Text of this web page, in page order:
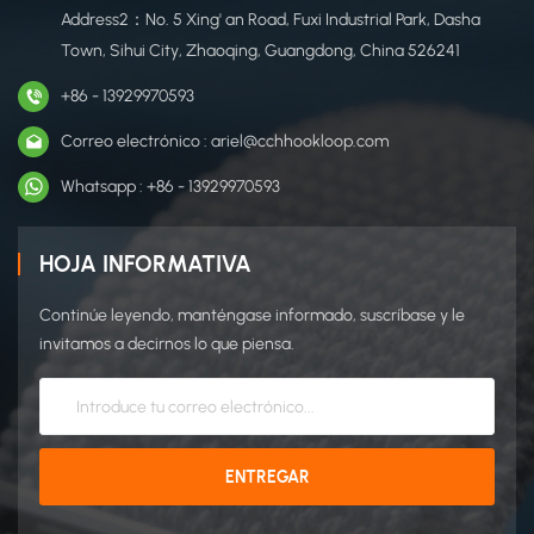
Address2：No. 5 Xing' an Road, Fuxi Industrial Park, Dasha
Town, Sihui City, Zhaoqing, Guangdong, China 526241
+86 - 13929970593
Correo electrónico : ariel@cchhookloop.com
Whatsapp : +86 - 13929970593
HOJA INFORMATIVA
Continúe leyendo, manténgase informado, suscríbase y le
invitamos a decirnos lo que piensa.